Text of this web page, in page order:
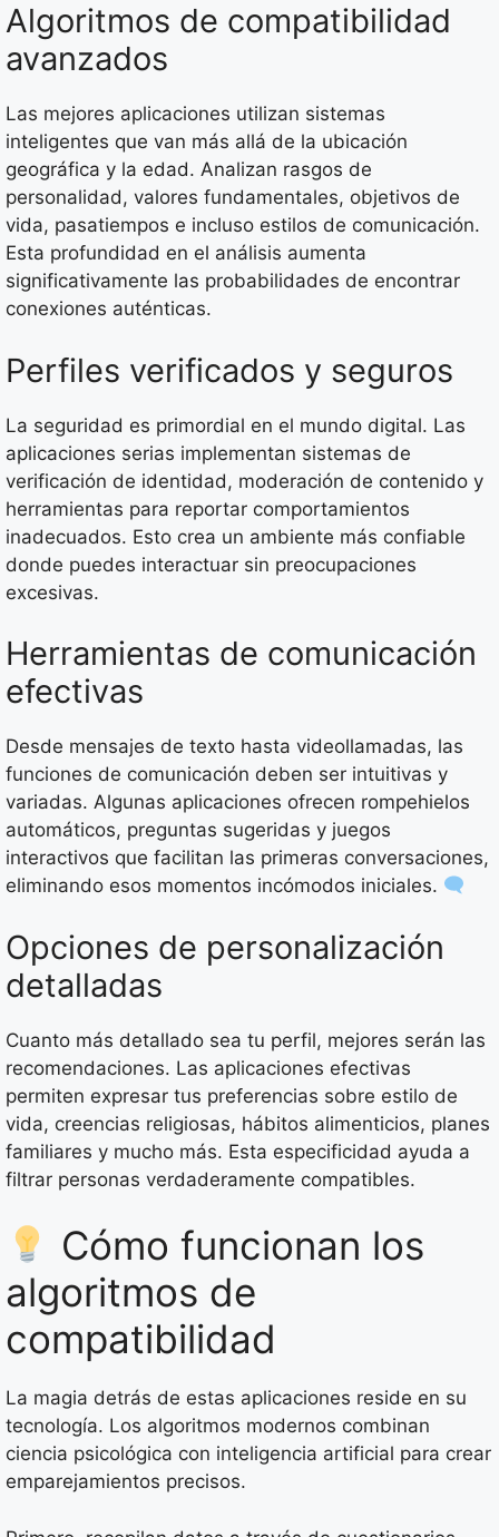
Algoritmos de compatibilidad
avanzados
Las mejores aplicaciones utilizan sistemas
inteligentes que van más allá de la ubicación
geográfica y la edad. Analizan rasgos de
personalidad, valores fundamentales, objetivos de
vida, pasatiempos e incluso estilos de comunicación.
Esta profundidad en el análisis aumenta
significativamente las probabilidades de encontrar
conexiones auténticas.
Perfiles verificados y seguros
La seguridad es primordial en el mundo digital. Las
aplicaciones serias implementan sistemas de
verificación de identidad, moderación de contenido y
herramientas para reportar comportamientos
inadecuados. Esto crea un ambiente más confiable
donde puedes interactuar sin preocupaciones
excesivas.
Herramientas de comunicación
efectivas
Desde mensajes de texto hasta videollamadas, las
funciones de comunicación deben ser intuitivas y
variadas. Algunas aplicaciones ofrecen rompehielos
automáticos, preguntas sugeridas y juegos
interactivos que facilitan las primeras conversaciones,
eliminando esos momentos incómodos iniciales.
Opciones de personalización
detalladas
Cuanto más detallado sea tu perfil, mejores serán las
recomendaciones. Las aplicaciones efectivas
permiten expresar tus preferencias sobre estilo de
vida, creencias religiosas, hábitos alimenticios, planes
familiares y mucho más. Esta especificidad ayuda a
filtrar personas verdaderamente compatibles.
Cómo funcionan los
algoritmos de
compatibilidad
La magia detrás de estas aplicaciones reside en su
tecnología. Los algoritmos modernos combinan
ciencia psicológica con inteligencia artificial para crear
emparejamientos precisos.